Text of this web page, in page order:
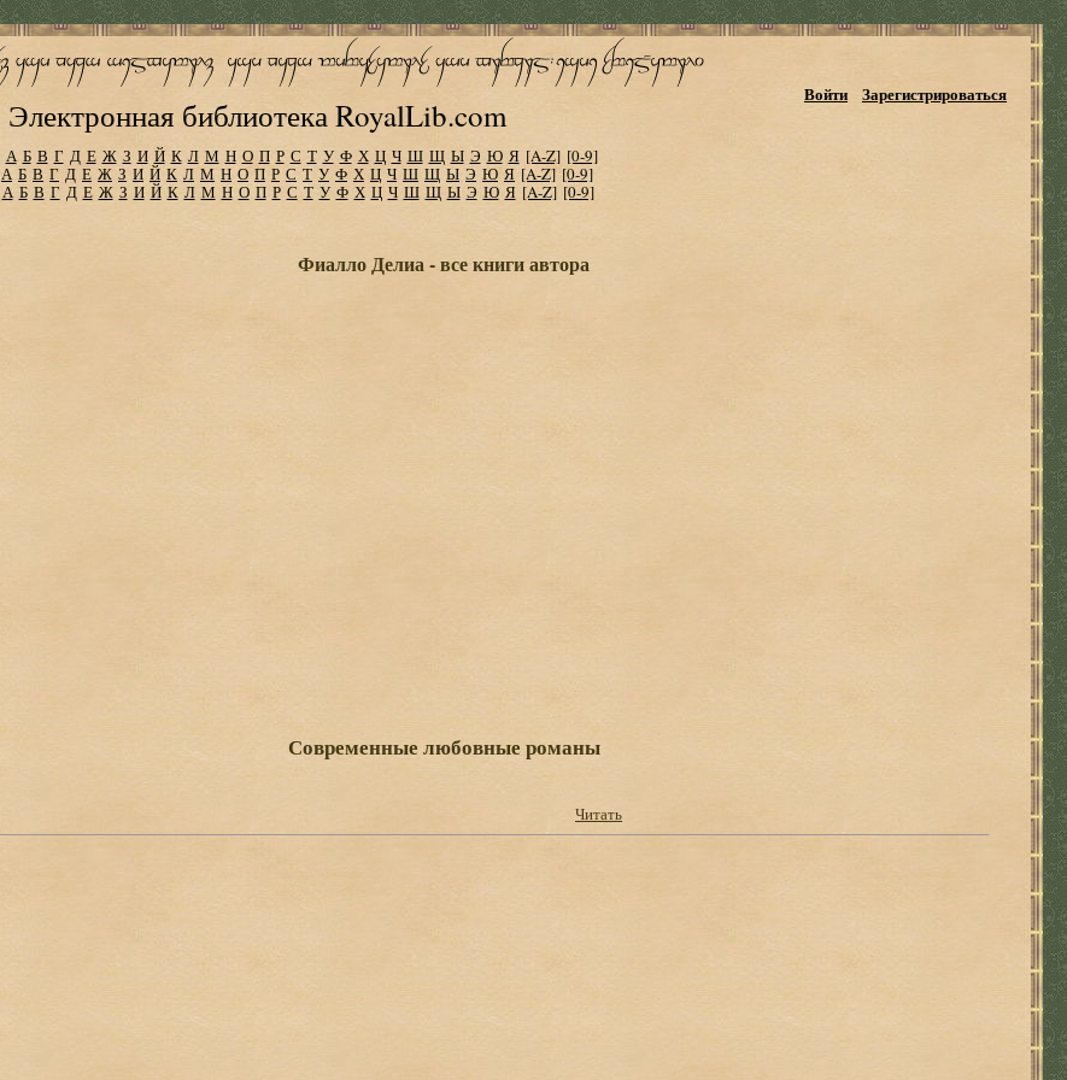
Электронная библиотека RoyalLib.com
Войти Зарегистрироваться
А Б В Г Д Е Ж З И Й К Л М Н О П Р С Т У Ф Х Ц Ч Ш Щ Ы Э Ю Я [A-Z] [0-9]
А Б В Г Д Е Ж З И Й К Л М Н О П Р С Т У Ф Х Ц Ч Ш Щ Ы Э Ю Я [A-Z] [0-9]
А Б В Г Д Е Ж З И Й К Л М Н О П Р С Т У Ф Х Ц Ч Ш Щ Ы Э Ю Я [A-Z] [0-9]
Фиалло Делиа - все книги автора
Современные любовные романы
Читать